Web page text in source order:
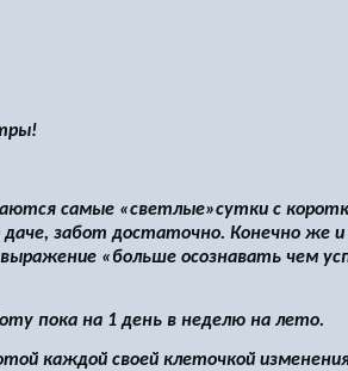
самые «светлые»сутки с
забот достаточно. Конечно же
«больше осознавать чем
пока на 1 день в неделю на лето.
каждой своей клеточкой